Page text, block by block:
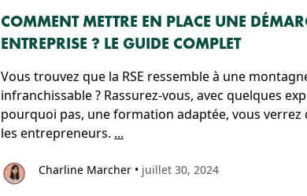
COMMENT METTRE EN PLACE UNE
ENTREPRISE ? LE GUIDE COMPLET
Vous trouvez que la RSE ressemble à une
infranchissable ? Rassurez-vous, avec quelques
pourquoi pas, une formation adaptée, vous verrez
les entrepreneurs. ...
Charline Marcher • juillet 30, 2024